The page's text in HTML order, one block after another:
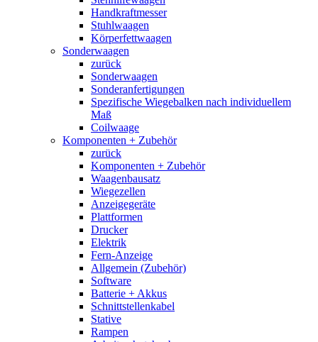
Handkraftmesser
Stuhlwaagen
Körperfettwaagen
Sonderwaagen
zurück
Sonderwaagen
Sonderanfertigungen
Spezifische Wiegebalken nach individuellem
Maß
Coilwaage
Komponenten + Zubehör
zurück
Komponenten + Zubehör
Waagenbausatz
Wiegezellen
Anzeigegeräte
Plattformen
Drucker
Elektrik
Fern-Anzeige
Allgemein (Zubehör)
Software
Batterie + Akkus
Schnittstellenkabel
Stative
Rampen